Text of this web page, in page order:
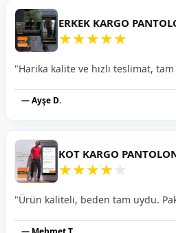
ERKEK KARGO
★★★★★
"Harika kalite ve hızlı teslimat,
— Ayşe D.
KOT KARGO
★★★★ ★
"Ürün kaliteli, beden tam uydu.